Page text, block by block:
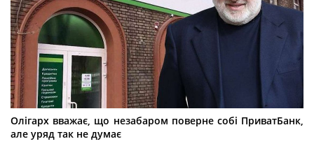
Олігарх вважає, що незабаром поверне собі ПриватБанк,
але уряд так не думає